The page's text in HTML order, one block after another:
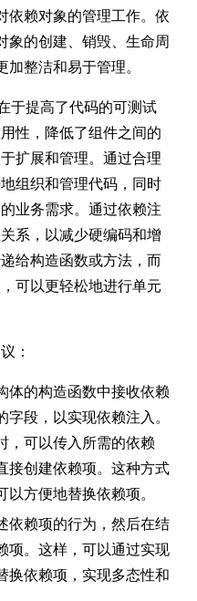
依赖对象的管理工作。依
象的创建、销毁、生命周
整洁和易于管理。
于提高了代码的可测试
性，降低了组件之间的
扩展和管理。通过合理
组织和管理代码，同时
业务需求。通过依赖注
系，以减少硬编码和增
给构造函数或方法，而
可以更轻松地进行单元
：
体的构造函数中接收依赖
段，以实现依赖注入。
，可以传入所需的依赖
接创建依赖项。这种方式
方便地替换依赖项。
依赖项的行为，然后在结
项。这样，可以通过实现
换依赖项，实现多态性和